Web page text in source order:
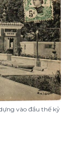
vào đầu thế kỷ